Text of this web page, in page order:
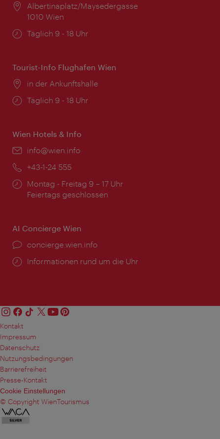
Ort:
Albertinaplatz/Maysedergasse
1010 Wien
Öffnungszeiten:
Täglich 9 - 18 Uhr
Tourist-Info Flughafen Wien
Ort:
in der Ankunftshalle
Öffnungszeiten:
Täglich 9 - 18 Uhr
Wien Hotels & Info
Email:
info@wien.info
Telefon:
+43-1-24 555
Öffnungszeiten:
Montag - Freitag 9 – 17 Uhr
Feiertags geschlossen
AI Concierge Wien
Ort:
concierge.wien.info
Öffnungszeiten:
Informationen rund um die Uhr
Kontakt
Impressum
Datenschutz
Nutzungsbedingungen
Barrierefreiheit
Presse-Kontakt
Cookie Einstellungen
© Copyright WienTourismus